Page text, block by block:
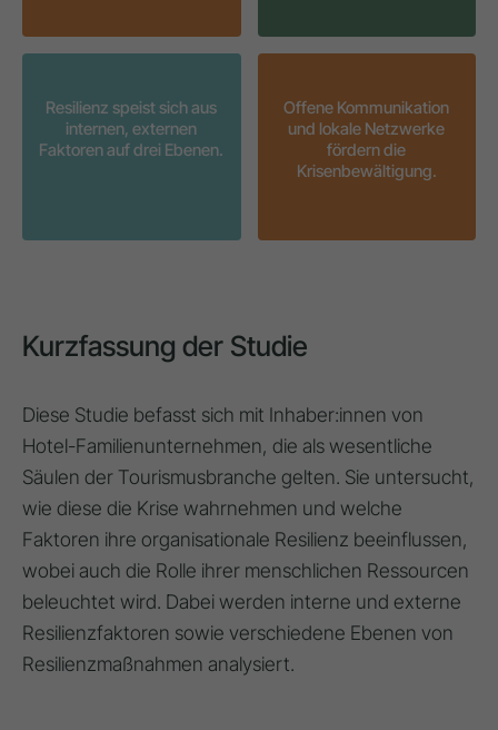
Resilienz speist sich aus
internen, externen
Faktoren auf drei Ebenen.
Offene Kommunikation
und lokale Netzwerke
fördern die
Krisenbewältigung.
Kurzfassung der Studie
Diese Studie befasst sich mit Inhaber:innen von
Hotel-Familienunternehmen, die als wesentliche
Säulen der Tourismusbranche gelten. Sie untersucht,
wie diese die Krise wahrnehmen und welche
Faktoren ihre organisationale Resilienz beeinflussen,
wobei auch die Rolle ihrer menschlichen Ressourcen
beleuchtet wird. Dabei werden interne und externe
Resilienzfaktoren sowie verschiedene Ebenen von
Resilienzmaßnahmen analysiert.